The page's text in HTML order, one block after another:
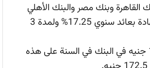
القاهرة وبنك مصر والبنك الأهلي
المصري شهادة بعائد سنوي 17.25% ولمدة 3
فوائد 1000 جنيه في البنك في السنة على هذه